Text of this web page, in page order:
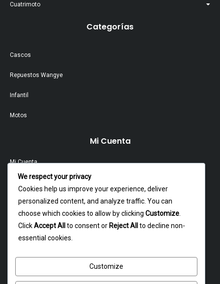
Cuatrimoto
Categorías
Cascos
Repuestos Wangye
Infantil
Motos
Mi Cuenta
Mi Cuenta
Garantía Y Devoluciones
Política Y Privacidad
Dagoberto godoy 16, cerrillos
We respect your privacy
Cookies help us improve your experience, deliver
personalized content, and analyze traffic. You can
choose which cookies to allow by clicking Customize
ClickAccept All to consent or Reject All to decline non-
essential cookies.
Customize